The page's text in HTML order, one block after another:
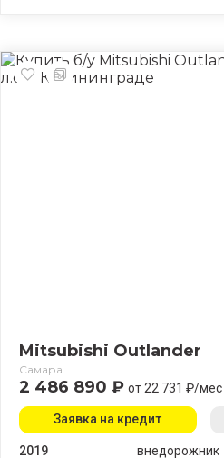
Mitsubishi Outlander
Самара
2 486 890 ₽ от 22 731 ₽/мес
2019
внедорожник
Заявка на кредит